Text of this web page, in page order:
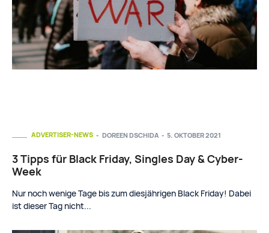
ADVERTISER-NEWS
3 Tipps für Black Friday, Singles Day & Cyber-
Week
DOREEN DSCHIDA - 5. OKTOBER 2021
Nur noch wenige Tage bis zum diesjährigen Black Friday! Dabei
ist dieser Tag nicht...